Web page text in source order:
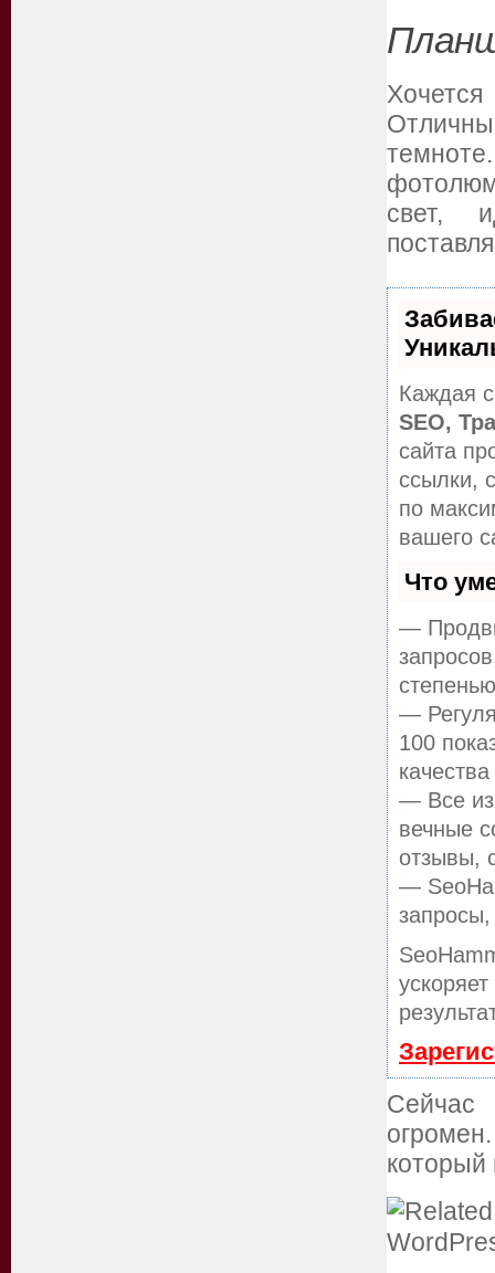
свет,
Каждая
SEO,
сайта
ссылки,
по
вашего
Что
—
—
100
— Все
вечные
отзывы,
—